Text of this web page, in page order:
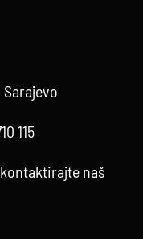
Sarajevo
115
naš